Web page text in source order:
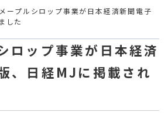
ープルシロップ事業が日本経済新聞電子
した
ロップ事業が日本経済
、日経MJに掲載され